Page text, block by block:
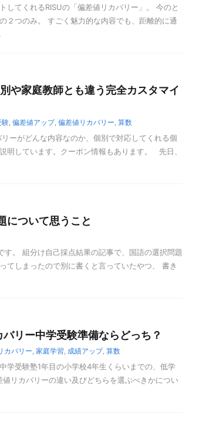
してくれるRISUの「偏差値リカバリー」。 今のと
２つのみ。 すごく魅力的な内容でも、距離的に通
や家庭教師とも違う完全カスタマイ
験 偏差値アップ, 偏差値リカバリー 算数
ーがどんな内容なのか、個別で対応してくれる個
明しています。クーポン情報もあります。 先日、
について思うこと
。 組分け自己採点結果の記事で、国語の選択問題
てしまったので別に書くと言っていたやつ、 書き
リー中学受験準備ならどっち？
カバリー 家庭学習 成績アップ, 算数
学受験塾1年目の小学校4年生くらいまでの、低学
リカバリーの違い及びどちらを選ぶべきかについ